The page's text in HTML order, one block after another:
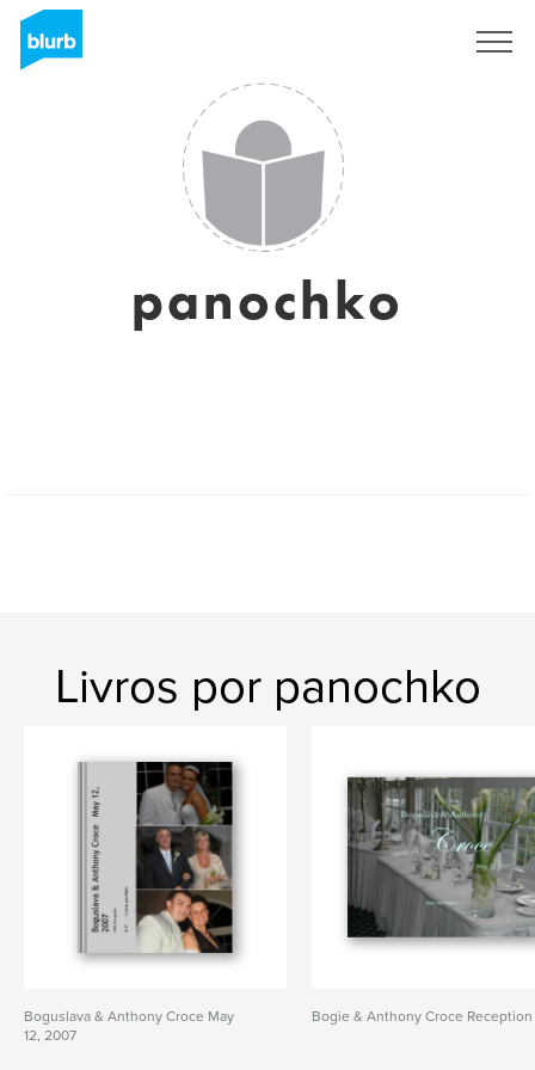
panochko
Livros por panochko
Boguslava & Anthony Croce May
12, 2007
Bogie & Anthony Croce Reception